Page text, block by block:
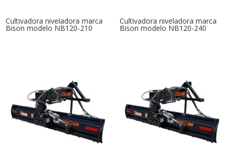
Cultivadora niveladora marca
Bison modelo NB120-210
Cultivadora niveladora marca
Bison modelo NB120-240